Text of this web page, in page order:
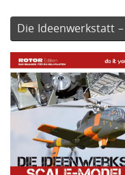
Die Ideenwerkstatt